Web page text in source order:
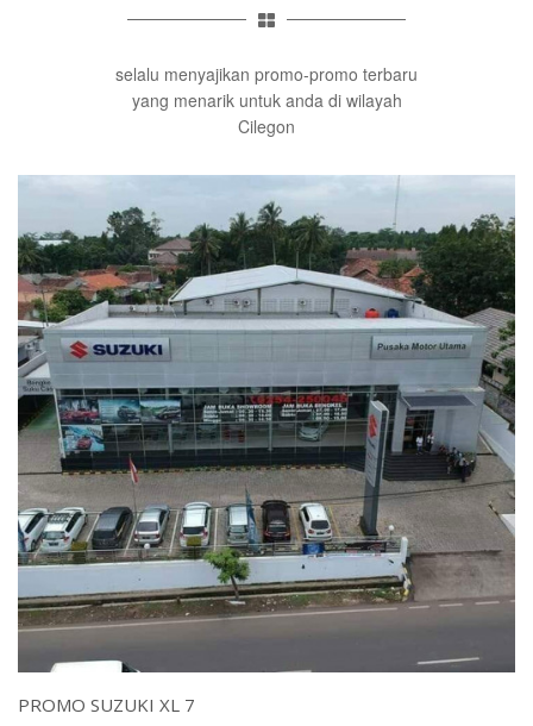
selalu menyajikan promo-promo terbaru
yang menarik untuk anda di wilayah
Cilegon
PROMO SUZUKI XL 7